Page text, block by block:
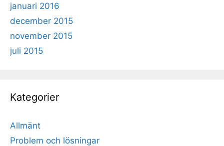
januari 2016
december 2015
november 2015
juli 2015
Kategorier
Allmänt
Problem och lösningar